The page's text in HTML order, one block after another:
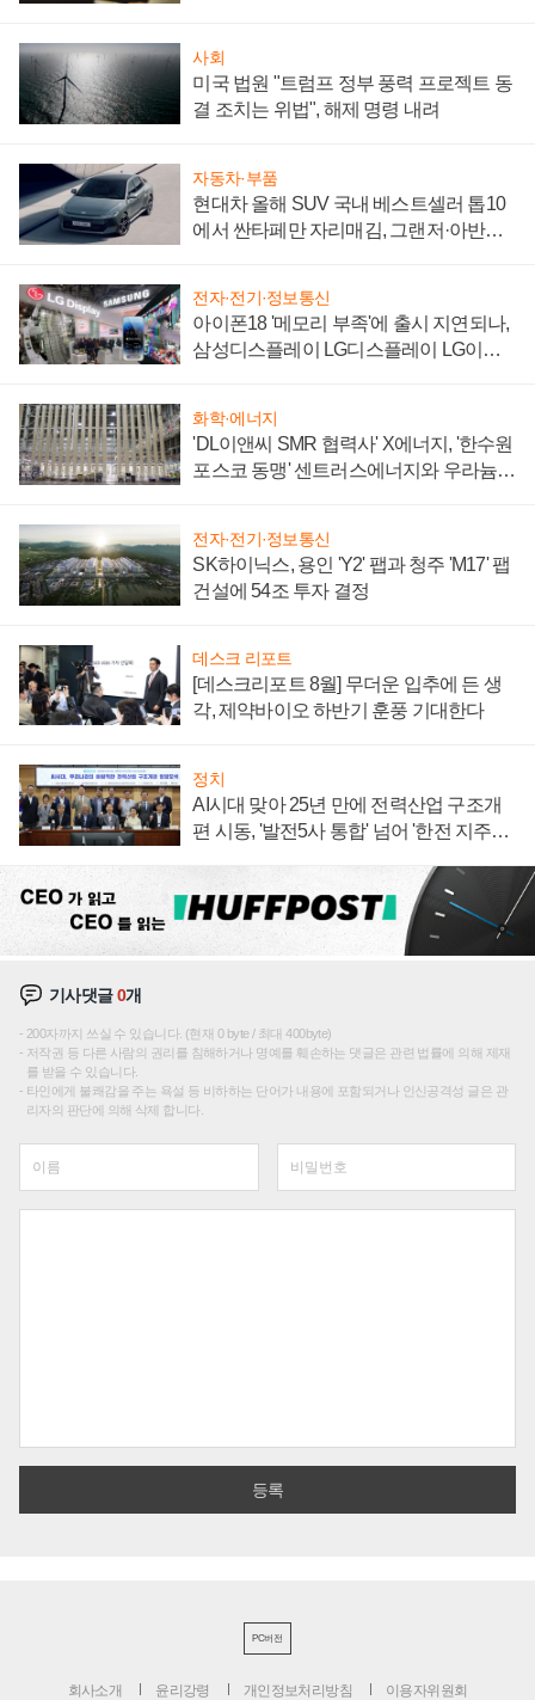
사회
미국 법원 "트럼프 정부 풍력 프로젝트 동
결 조치는 위법", 해제 명령 내려
자동차·부품
현대차 올해 SUV 국내 베스트셀러 톱10
에서 싼타페만 자리매김, 그랜저·아반떼
전자·전기·정보통신
아이폰18 '메모리 부족'에 출시 지연되나,
삼성디스플레이 LG디스플레이 LG이노
화학·에너지
'DL이앤씨 SMR 협력사' X에너지, '한수원
포스코 동맹' 센트러스에너지와 우라늄
전자·전기·정보통신
SK하이닉스, 용인 'Y2' 팹과 청주 'M17' 팹
건설에 54조 투자 결정
데스크 리포트
[데스크리포트 8월] 무더운 입추에 든 생
각, 제약바이오 하반기 훈풍 기대한다
정치
AI시대 맞아 25년 만에 전력산업 구조개
편 시동, '발전5사 통합' 넘어 '한전 지주사'
기사댓글0개
200자까지 쓰실 수 있습니다. (현재 0 byte / 최대 400byte)
저작권 등 다른 사람의 권리를 침해하거나 명예를 훼손하는 댓글은 관련 법률에 의해 제재
를 받을 수 있습니다.
타인에게 불쾌감을 주는 욕설 등 비하하는 단어가 내용에 포함되거나 인신공격성 글은 관
리자의 판단에 의해 삭제 합니다.
PC버전
회사소개 윤리강령 개인정보처리방침 이용자위원회